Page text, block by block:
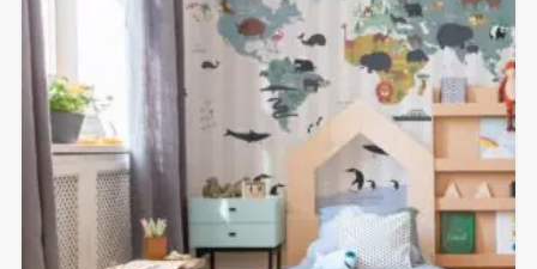
više
varijanti.
Opcije
se
mogu
odabrati
na
stranici
proizvoda